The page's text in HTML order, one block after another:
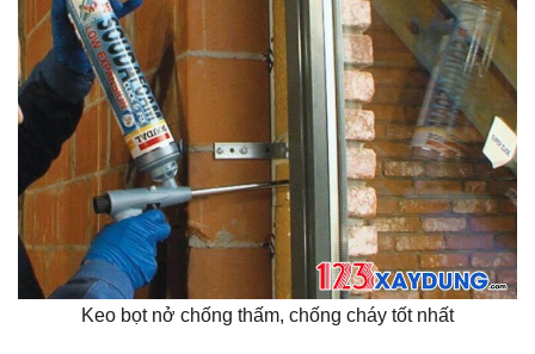
Keo bọt nở chống thấm, chống cháy tốt nhất